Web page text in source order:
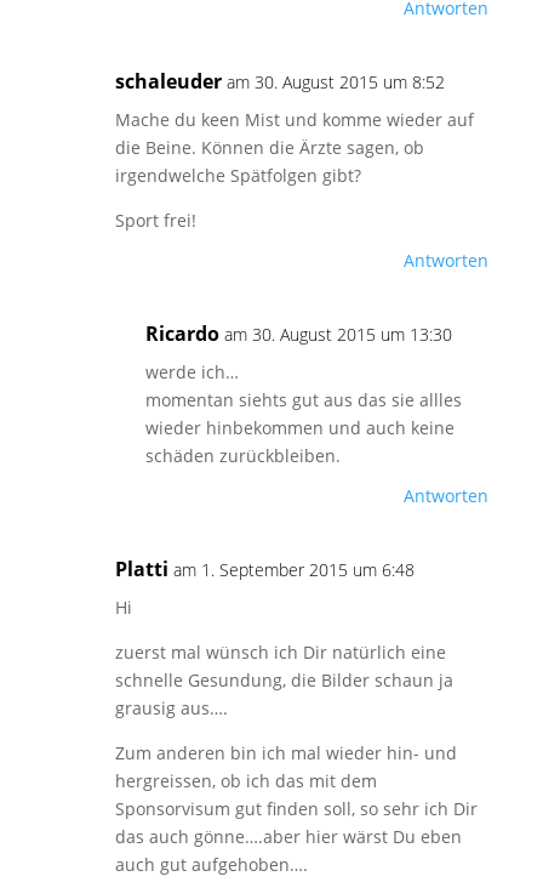
Antworten
schaleuder am 30. August 2015 um 8:52
Mache du keen Mist und komme wieder auf
die Beine. Können die Ärzte sagen, ob
irgendwelche Spätfolgen gibt?
Sport frei!
Antworten
Ricardo am 30. August 2015 um 13:30
werde ich…
momentan siehts gut aus das sie allles
wieder hinbekommen und auch keine
schäden zurückbleiben.
Antworten
Platti am 1. September 2015 um 6:48
Hi
zuerst mal wünsch ich Dir natürlich eine
schnelle Gesundung, die Bilder schaun ja
grausig aus….
Zum anderen bin ich mal wieder hin- und
hergreissen, ob ich das mit dem
Sponsorvisum gut finden soll, so sehr ich Dir
das auch gönne….aber hier wärst Du eben
auch gut aufgehoben….